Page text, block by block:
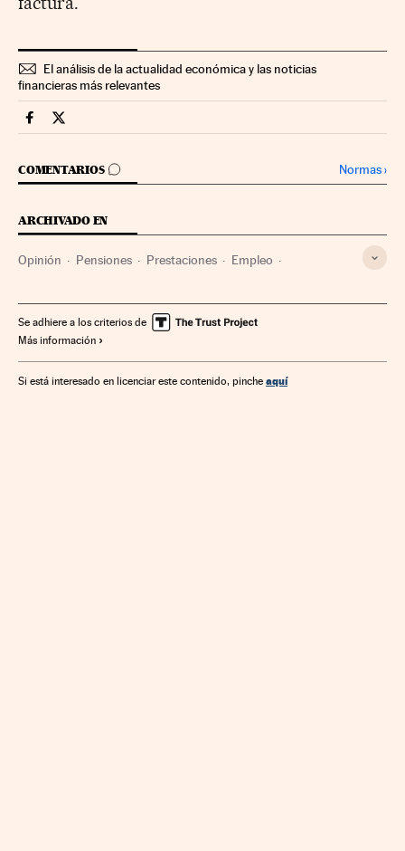
El análisis de la actualidad económica y las noticias
financieras más relevantes
Mercados Financieros Cinco Días en Facebook
Mercados Financieros Cinco Días en Twitter
COMENTARIOS
IR A LOS COMENTARIOS Normas›
ARCHIVADO EN
Opinión Pensiones Prestaciones Empleo
Política laboral Economía Trabajo Finanzas
Se adhiere a los criterios de
Más información
Si está interesado en licenciar este contenido, pinche aquí